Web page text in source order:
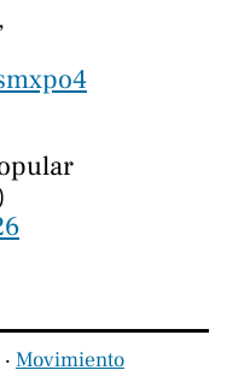
‧ Movimiento